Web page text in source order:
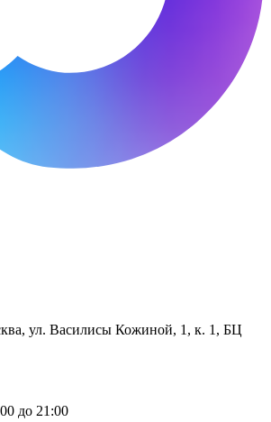
ул. Василисы Кожиной, 1, к. 1, БЦ
до 21:00